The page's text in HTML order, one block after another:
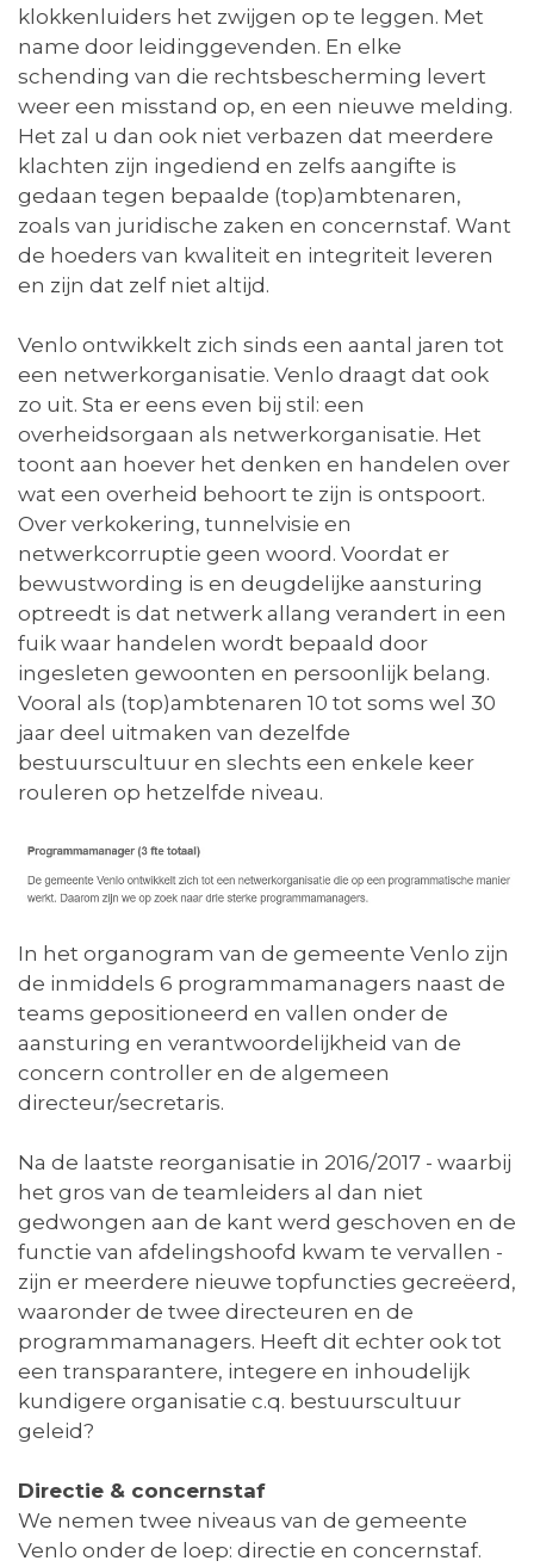
klokkenluiders het zwijgen op te leggen. Met
name door leidinggevenden. En elke
schending van die rechtsbescherming levert
weer een misstand op, en een nieuwe melding.
Het zal u dan ook niet verbazen dat meerdere
klachten zijn ingediend en zelfs aangifte is
gedaan tegen bepaalde (top)ambtenaren,
zoals van juridische zaken en concernstaf. Want
de hoeders van kwaliteit en integriteit leveren
en zijn dat zelf niet altijd.
Venlo ontwikkelt zich sinds een aantal jaren tot
een netwerkorganisatie. Venlo draagt dat ook
zo uit. Sta er eens even bij stil: een
overheidsorgaan als netwerkorganisatie. Het
toont aan hoever het denken en handelen over
wat een overheid behoort te zijn is ontspoort.
Over verkokering, tunnelvisie en
netwerkcorruptie geen woord. Voordat er
bewustwording is en deugdelijke aansturing
optreedt is dat netwerk allang verandert in een
fuik waar handelen wordt bepaald door
ingesleten gewoonten en persoonlijk belang.
Vooral als (top)ambtenaren 10 tot soms wel 30
jaar deel uitmaken van dezelfde
bestuurscultuur en slechts een enkele keer
rouleren op hetzelfde niveau.
In het organogram van de gemeente Venlo zijn
de inmiddels 6 programmamanagers naast de
teams gepositioneerd en vallen onder de
aansturing en verantwoordelijkheid van de
concern controller en de algemeen
directeur/secretaris.
Na de laatste reorganisatie in 2016/2017 - waarbij
het gros van de teamleiders al dan niet
gedwongen aan de kant werd geschoven en de
functie van afdelingshoofd kwam te vervallen -
zijn er meerdere nieuwe topfuncties gecreëerd,
waaronder de twee directeuren en de
programmamanagers. Heeft dit echter ook tot
een transparantere, integere en inhoudelijk
kundigere organisatie c.q. bestuurscultuur
geleid?
Directie & concernstaf
We nemen twee niveaus van de gemeente
Venlo onder de loep: directie en concernstaf.